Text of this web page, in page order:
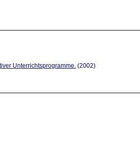
Unterrichtsprogramme. (2002)